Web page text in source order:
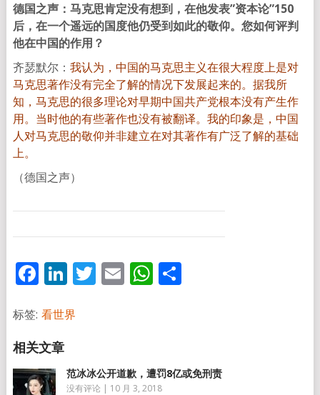
德国之声：马克思肯定没有想到，在他发表”资本论”150
后，在一个遥远的国度他仍受到如此的敬仰。您如何评判
他在中国的作用？
齐瑟默尔： 我认为，中国的马克思主义在很大程度上是对
马克思著作没有完全了解的情况下发展起来的。据我所
知，马克思的很多理论对早期中国共产党根本没有产生作
用。当时他的有些著作也没有被翻译。我的印象是，中国
人对马克思的敬仰并非建立在对其著作有广泛了解的基础
上。
（德国之声）
Facebook
LinkedIn
Twitter
EmailWhatsApp
分
标签: 看世界
范冰冰公开道歉，遭罚8亿或免刑责
没有评论 | 10 月 3, 2018